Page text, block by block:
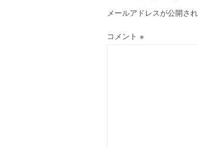
メールアドレスが公開さ
コメント ※